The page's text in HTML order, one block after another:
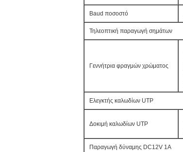
Baud ποσοστό
Τηλεοπτική παραγωγή σημάτων
Γεννήτρια φραγμών χρώματος
Ελεγκτής καλωδίων UTP
Δοκιμή καλωδίων UTP
Παραγωγή δύναμης DC12V 1A